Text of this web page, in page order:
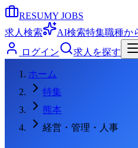
RESUMY JOBS
求人検索
AI検索特集職種か
ログイン
求人を探す
ホーム
特集
熊本
経営・管理・人事